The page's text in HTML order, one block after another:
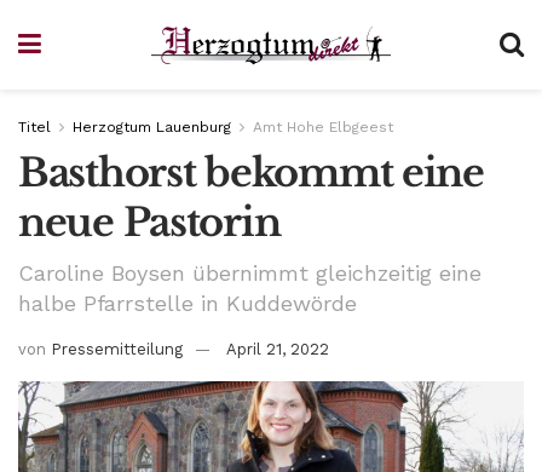
Titel Herzogtum Lauenburg Amt Hohe Elbgeest
Basthorst bekommt eine
neue Pastorin
Caroline Boysen übernimmt gleichzeitig eine
halbe Pfarrstelle in Kuddewörde
von Pressemitteilung April 21, 2022